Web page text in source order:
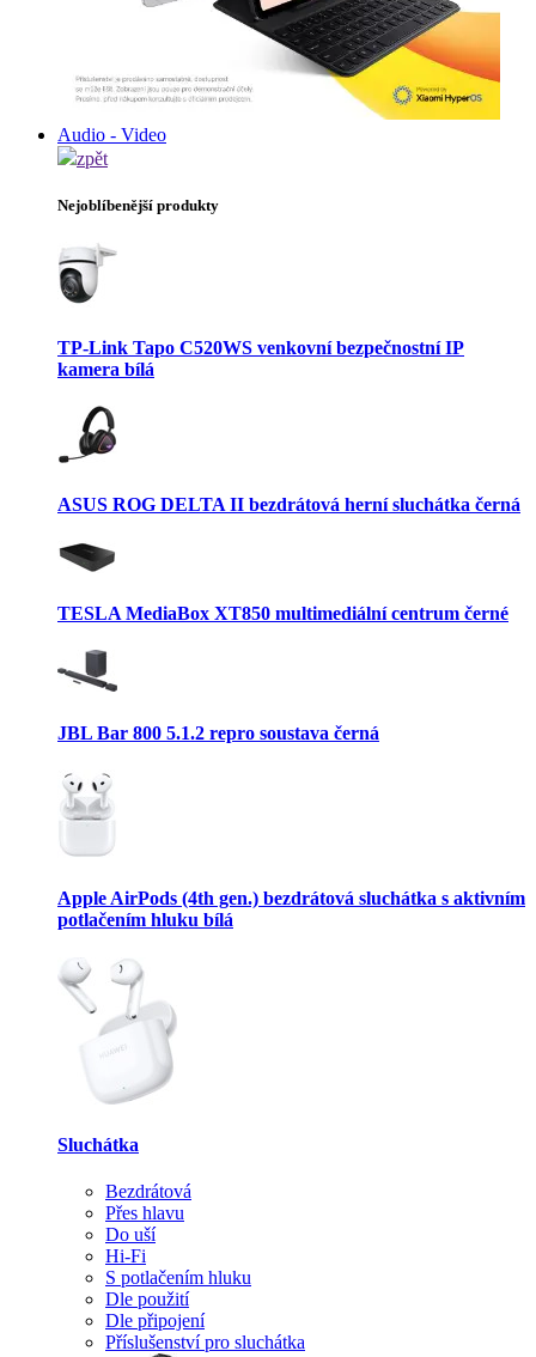
Audio - Video
zpět
Nejoblíbenější produkty
TP-Link Tapo C520WS venkovní bezpečnostní IP
kamera bílá
ASUS ROG DELTA II bezdrátová herní sluchátka černá
TESLA MediaBox XT850 multimediální centrum černé
JBL Bar 800 5.1.2 repro soustava černá
Apple AirPods (4th gen.) bezdrátová sluchátka s aktivním
potlačením hluku bílá
Sluchátka
Bezdrátová
Přes hlavu
Do uší
Hi-Fi
S potlačením hluku
Dle použití
Dle připojení
Příslušenství pro sluchátka